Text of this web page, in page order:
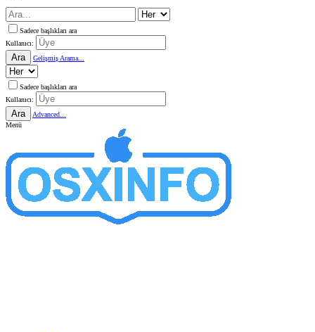
Sadece başlıkları ara
Kullanıcı:
Ara Gelişmiş Arama...
Sadece başlıkları ara
Kullanıcı:
Ara
Advanced...
Menü